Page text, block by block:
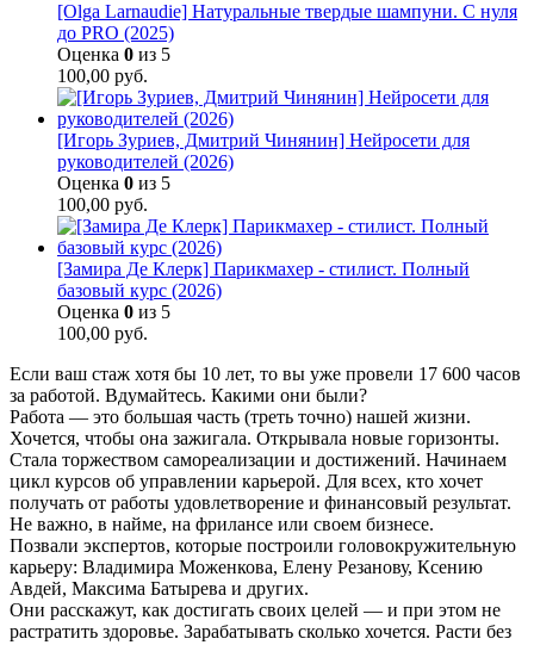
[Olga Larnaudie] Натуральные твердые шампуни. С нуля
до PRO (2025)
Оценка 0 из 5
100,00 руб.
[Игорь Зуриев, Дмитрий Чинянин] Нейросети для
руководителей (2026)
Оценка 0 из 5
100,00 руб.
[Замира Де Клерк] Парикмахер - стилист. Полный
базовый курс (2026)
Оценка 0 из 5
100,00 руб.
Если ваш стаж хотя бы 10 лет, то вы уже провели 17 600 часов
за работой. Вдумайтесь. Какими они были?
Работа — это большая часть (треть точно) нашей жизни.
Хочется, чтобы она зажигала. Открывала новые горизонты.
Стала торжеством самореализации и достижений. Начинаем
цикл курсов об управлении карьерой. Для всех, кто хочет
получать от работы удовлетворение и финансовый результат.
Не важно, в найме, на фрилансе или своем бизнесе.
Позвали экспертов, которые построили головокружительную
карьеру: Владимира Моженкова, Елену Резанову, Ксению
Авдей, Максима Батырева и других.
Они расскажут, как достигать своих целей — и при этом не
растратить здоровье. Зарабатывать сколько хочется. Расти без